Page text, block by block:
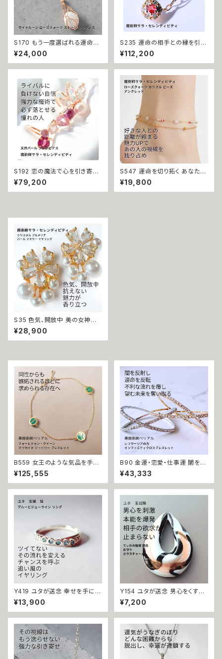
S170 もう一度選ばれる運命へ
離れた心を引き寄せる ライドル
ーン ローズクォーツ ストーン
ネックレス 魔術師 サラ・セレン
直り 再会 necklace 復縁
¥24,000
S235 運命の相手との縁を引き
寄せ、愛の未来へ導く 縁結び 片
想い 成就 ウィッカの魔法 K18
ピンクトルマリン ダイヤモンド
レス サラ・セレンディピティ 出会
い 縁結び 恋愛成就 お守り 強
力 年の差 パワーストーン 白魔
¥112,200
S192 恋の魔法で心を引き寄
せ、ライバルを出し抜く 恋愛運命
のアミュレット セレンディピティ
魔術師 天然石 マルチストーン
ト マチュラダイヤモンド ピンクト
ール サラ 強力 略奪 ライバル 引
き寄せ 片想い 成就 願い叶う お
守り チャンス デート
¥79,200
S547 運命を切り拓く あなたに
眠る魅力が花開く 片思い解消
ローズクォーツ カラフル ビーズ
アンクレット 魔術師 サラ・セレン
¥19,800
S35 色気、開放中 美の女神降
臨 恋が動き出す クリスタル プ
ルメリア パール フラワー イヤリ
ング 特別なウィッカの魔法 サ
魔術師 強力 恋愛運 片想い 略
奪愛 復縁 復活 魔術 アクセサリ
ー お守り 縁結び 白魔術 人気
モテる パワーストーン おまじな
い 開運
¥28,900
B559 女王のような気品を手に
する フォービドゥン・クイーン L
OVE マラカイト ジュビリー ブレ
スレット K10 女王の恋愛魔術
魔術 悪魔術師 べリアル 願望成
就 アクセサリー ブレスレット 魔
成就 略奪 ライバル 縁結び お守
り 開運
¥125,555
B90 金運・恋愛・仕事運 闇を反
射し魔力を倍増させる レリウー
リアの力 インフィニティクロス
ビジュー ブレスレット バングル
ヤモンド 成就 お守り 叶う 好転
おまじない 本物 フリーサイズ
サバト 魔術 強力 貧困脱出
¥43,333
Y419 ユタが送念 幸せを手に入
れる 緊張改善 自信をもたらす
人間関係改善 仕事運アップ ブ
ルービジューライン リング 占い
魅了 モテる 最強 海 祈祷師 お
守り 御守り 沖縄 強さ ネイチャ
ーパワー
¥13,900
Y154 ユタが送念 男心をくすぐ
る性的魅力が溢れ出す 色っぽさ
UP てぃだの魅環 誘惑 お守り
ガラスチャーム 魅了 セクシャル
ない 祈祷 ペンダントトップ
¥7,200